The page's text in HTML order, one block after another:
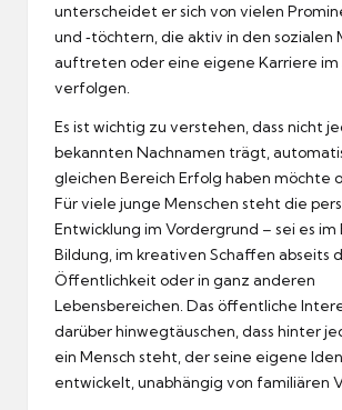
unterscheidet er sich von vielen
und ‑töchtern, die aktiv in den sozialen
auftreten oder eine eigene Karriere im
verfolgen.
Es ist wichtig zu verstehen, dass nicht
bekannten Nachnamen trägt,
gleichen Bereich Erfolg haben möchte
Für viele junge Menschen steht die
Entwicklung im Vordergrund – sei es im
Bildung, im kreativen Schaffen abseits
Öffentlichkeit oder in ganz anderen
Lebensbereichen. Das öffentliche
darüber hinwegtäuschen, dass hinter
ein Mensch steht, der seine eigene
entwickelt, unabhängig von familiären